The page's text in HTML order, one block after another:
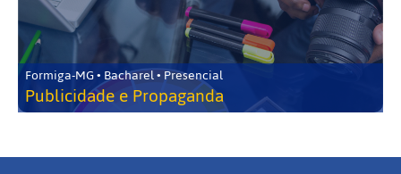
Formiga-MG • Bacharel • Presencial
Publicidade e Propaganda